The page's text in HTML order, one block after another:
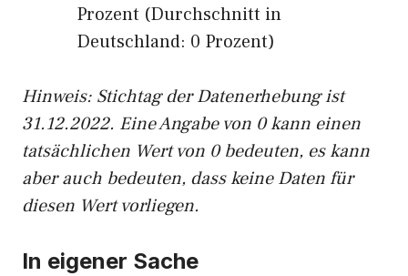
Prozent (Durchschnitt in
Deutschland: 0 Prozent)
Hinweis: Stichtag der Datenerhebung ist
31.12.2022. Eine Angabe von 0 kann einen
tatsächlichen Wert von 0 bedeuten, es kann
aber auch bedeuten, dass keine Daten für
diesen Wert vorliegen.
In eigener Sache